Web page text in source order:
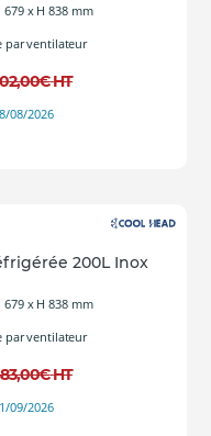
x H 838 mm
par ventilateur
,00€HT
08/2026
200L Inox
x H 838 mm
par ventilateur
,00€HT
09/2026